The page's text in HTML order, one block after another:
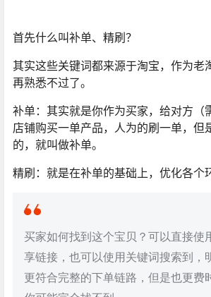
首先什么叫补单、精刷？
其实这些关键词都来源于淘宝，作为老
再熟悉不过了。
补单：其实就是你作为买家，给对方（
店铺购买一单产品，人为的刷一单，但
的，就叫做补单。
精刷：就是在补单的基础上，优化各个
买家如何找到这个宝贝？可以直接使
享链接，也可以使用关键词搜索到，
更符合完整的下单链路，但是也更费